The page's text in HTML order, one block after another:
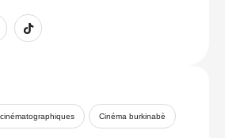
Cinéma burkinabè